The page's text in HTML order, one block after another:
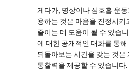
게다가, 명상이나 심호흡 운
용하는 것은 마음을 진정시
줄이는 데 도움이 될 수 있습
에 대한 공개적인 대화를 통
되돌아보는 시간을 갖는 것
통찰력을 제공할 수 있습니다.